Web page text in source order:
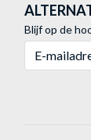
Blijf op de